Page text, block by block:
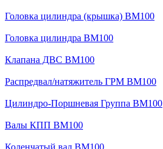
Головка цилиндра (крышка) BM100
Головка цилиндра BM100
Клапана ДВС BM100
Распредвал/натяжитель ГРМ BM100
Цилиндро-Поршневая Группа BM100
Валы КПП BM100
Коленчатый вал BM100